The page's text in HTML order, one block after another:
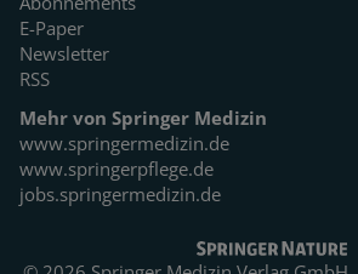
E-Paper
Newsletter
RSS
Mehr von Springer Medizin
www.springermedizin.de
www.springerpflege.de
jobs.springermedizin.de